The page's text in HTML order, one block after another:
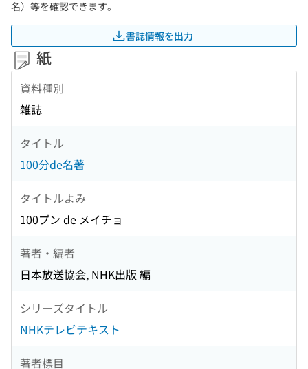
名）等を確認できます。
書誌情報を出力
紙
資料種別
雑誌
タイトル
100分de名著
タイトルよみ
100プン de メイチョ
著者・編者
日本放送協会, NHK出版 編
シリーズタイトル
NHKテレビテキスト
著者標目